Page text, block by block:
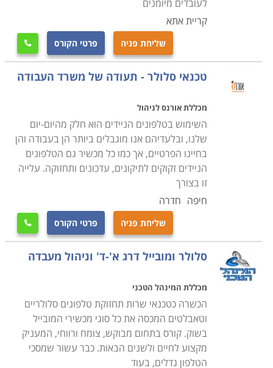
לעובדים מיומנים
קריית אתא
שליחת פניה פרטי הקורס 
טכנאי סלולר - תעודה של משרד העבודה
מכללת אורנס לניהול
השימוש בטלפונים הניידים הוא חלק מהיום-יום
שלנו, ובלעדיהם אנו מוגבלים ביותר הן בעבודה והן
בחיינו הפרטיים, אך כמו כל מכשיר גם הטלפונים
הניידים זקוקים לתיקונים, עדכונים ותחזוקה. עלייה
זו בצורך
חיפה חדרה
שליחת פניה פרטי הקורס 
סלולר ומובייל דרג א'-ד' וניהול מעבדה
מכללת המינהל הטכני
הכשרה כטכנאי שרות תחזוקת טלפונים סלולריים
וטאבלטים המכסה את כל סוגי מכשירי המובייל
בשוק. קורס בתחום מבוקש, צומח ורווחי, המעניק
מקצוע לחיים ולשנים הבאות. כבר עשור שמסכי
הטלפון גדלים, בעוד